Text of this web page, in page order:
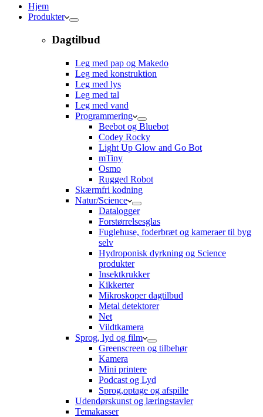
Hjem
Produkter
Dagtilbud
Leg med pap og Makedo
Leg med konstruktion
Leg med lys
Leg med tal
Leg med vand
Programmering
Beebot og Bluebot
Codey Rocky
Light Up Glow and Go Bot
mTiny
Osmo
Rugged Robot
Skærmfri kodning
Natur/Science
Datalogger
Forstørrelsesglas
Fuglehuse, foderbræt og kameraer til byg
selv
Hydroponisk dyrkning og Science
produkter
Insektkrukker
Kikkerter
Mikroskoper dagtilbud
Metal detektorer
Net
Vildtkamera
Sprog, lyd og film
Greenscreen og tilbehør
Kamera
Mini printere
Podcast og Lyd
Sprog,optage og afspille
Udendørskunst og læringstavler
Temakasser